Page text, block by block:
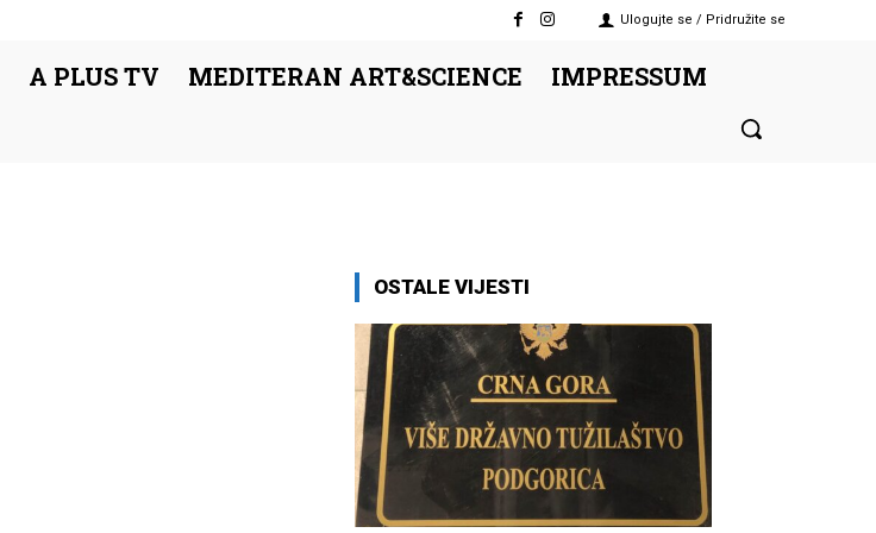
Ulogujte se / Pridružite se
A PLUS TV MEDITERAN ART&SCIENCE IMPRESSUM
OSTALE VIJESTI